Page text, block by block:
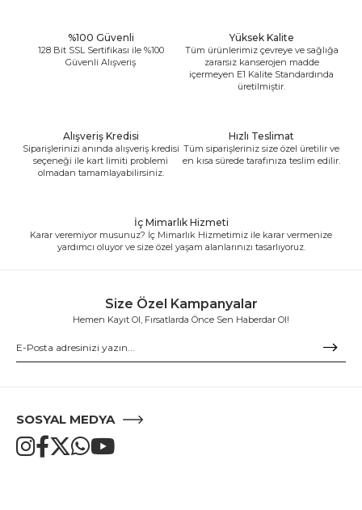
%100 Güvenli
128 Bit SSL Sertifikası ile %100
Güvenli Alışveriş
Yüksek Kalite
Tüm ürünlerimiz çevreye ve sağlığa
zararsız kanserojen madde
içermeyen E1 Kalite Standardında
üretilmiştir.
Alışveriş Kredisi
Siparişlerinizi anında alışveriş kredisi
seçeneği ile kart limiti problemi
olmadan tamamlayabilirsiniz.
Hızlı Teslimat
Tüm siparişleriniz size özel üretilir ve
en kısa sürede tarafınıza teslim edilir.
İç Mimarlık Hizmeti
Karar veremiyor musunuz? İç Mimarlık Hizmetimiz ile karar vermenize
yardımcı oluyor ve size özel yaşam alanlarınızı tasarlıyoruz.
Size Özel Kampanyalar
Hemen Kayıt Ol, Fırsatlarda Önce Sen Haberdar Ol!
SOSYAL MEDYA